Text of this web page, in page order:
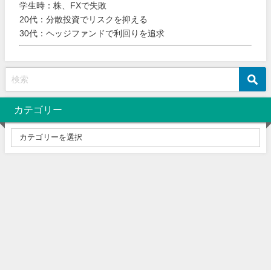
学生時：株、FXで失敗
20代：分散投資でリスクを抑える
30代：ヘッジファンドで利回りを追求
カテゴリー